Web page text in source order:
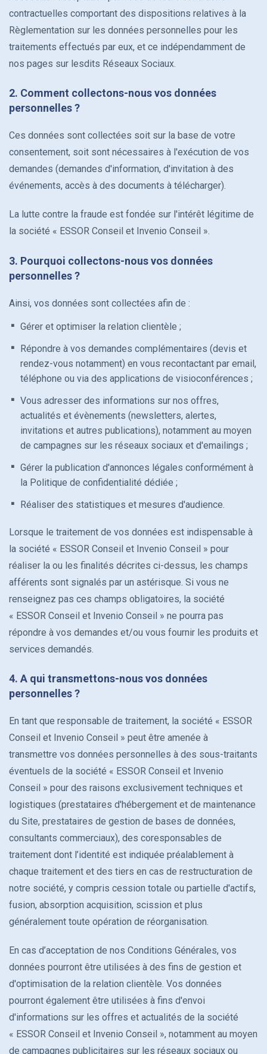
contractuelles comportant des dispositions relatives à la
Règlementation sur les données personnelles pour les
traitements effectués par eux, et ce indépendamment de
nos pages sur lesdits Réseaux Sociaux.
2. Comment collectons-nous vos données
personnelles ?
Ces données sont collectées soit sur la base de votre
consentement, soit sont nécessaires à l'exécution de vos
demandes (demandes d'information, d'invitation à des
événements, accès à des documents à télécharger).
La lutte contre la fraude est fondée sur l'intérêt légitime de
la société « ESSOR Conseil et Invenio Conseil ».
3. Pourquoi collectons-nous vos données
personnelles ?
Ainsi, vos données sont collectées afin de :
Gérer et optimiser la relation clientèle ;
Répondre à vos demandes complémentaires (devis et
rendez-vous notamment) en vous recontactant par email,
téléphone ou via des applications de visioconférences ;
Vous adresser des informations sur nos offres,
actualités et évènements (newsletters, alertes,
invitations et autres publications), notamment au moyen
de campagnes sur les réseaux sociaux et d'emailings ;
Gérer la publication d'annonces légales conformément à
la Politique de confidentialité dédiée ;
Réaliser des statistiques et mesures d'audience.
Lorsque le traitement de vos données est indispensable à
la société « ESSOR Conseil et Invenio Conseil » pour
réaliser la ou les finalités décrites ci-dessus, les champs
afférents sont signalés par un astérisque. Si vous ne
renseignez pas ces champs obligatoires, la société
« ESSOR Conseil et Invenio Conseil » ne pourra pas
répondre à vos demandes et/ou vous fournir les produits et
services demandés.
4. A qui transmettons-nous vos données
personnelles ?
En tant que responsable de traitement, la société « ESSOR
Conseil et Invenio Conseil » peut être amenée à
transmettre vos données personnelles à des sous-traitants
éventuels de la société « ESSOR Conseil et Invenio
Conseil » pour des raisons exclusivement techniques et
logistiques (prestataires d'hébergement et de maintenance
du Site, prestataires de gestion de bases de données,
consultants commerciaux), des coresponsables de
traitement dont l’identité est indiquée préalablement à
chaque traitement et des tiers en cas de restructuration de
notre société, y compris cession totale ou partielle d'actifs,
fusion, absorption acquisition, scission et plus
généralement toute opération de réorganisation.
En cas d’acceptation de nos Conditions Générales, vos
données pourront être utilisées à des fins de gestion et
d'optimisation de la relation clientèle. Vos données
pourront également être utilisées à fins d'envoi
d'informations sur les offres et actualités de la société
« ESSOR Conseil et Invenio Conseil », notamment au moyen
de campagnes publicitaires sur les réseaux sociaux ou